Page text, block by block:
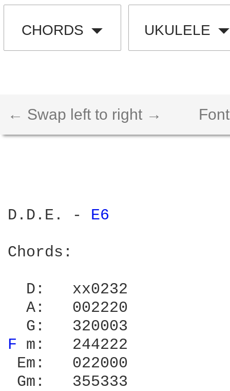
CHORDS UKULELE
← Swap left to right →
D.D.E. - E6
Chords:
  D:   xx0232
  A:   002220
F m:   244222
Em:   022000
Gm:   355333